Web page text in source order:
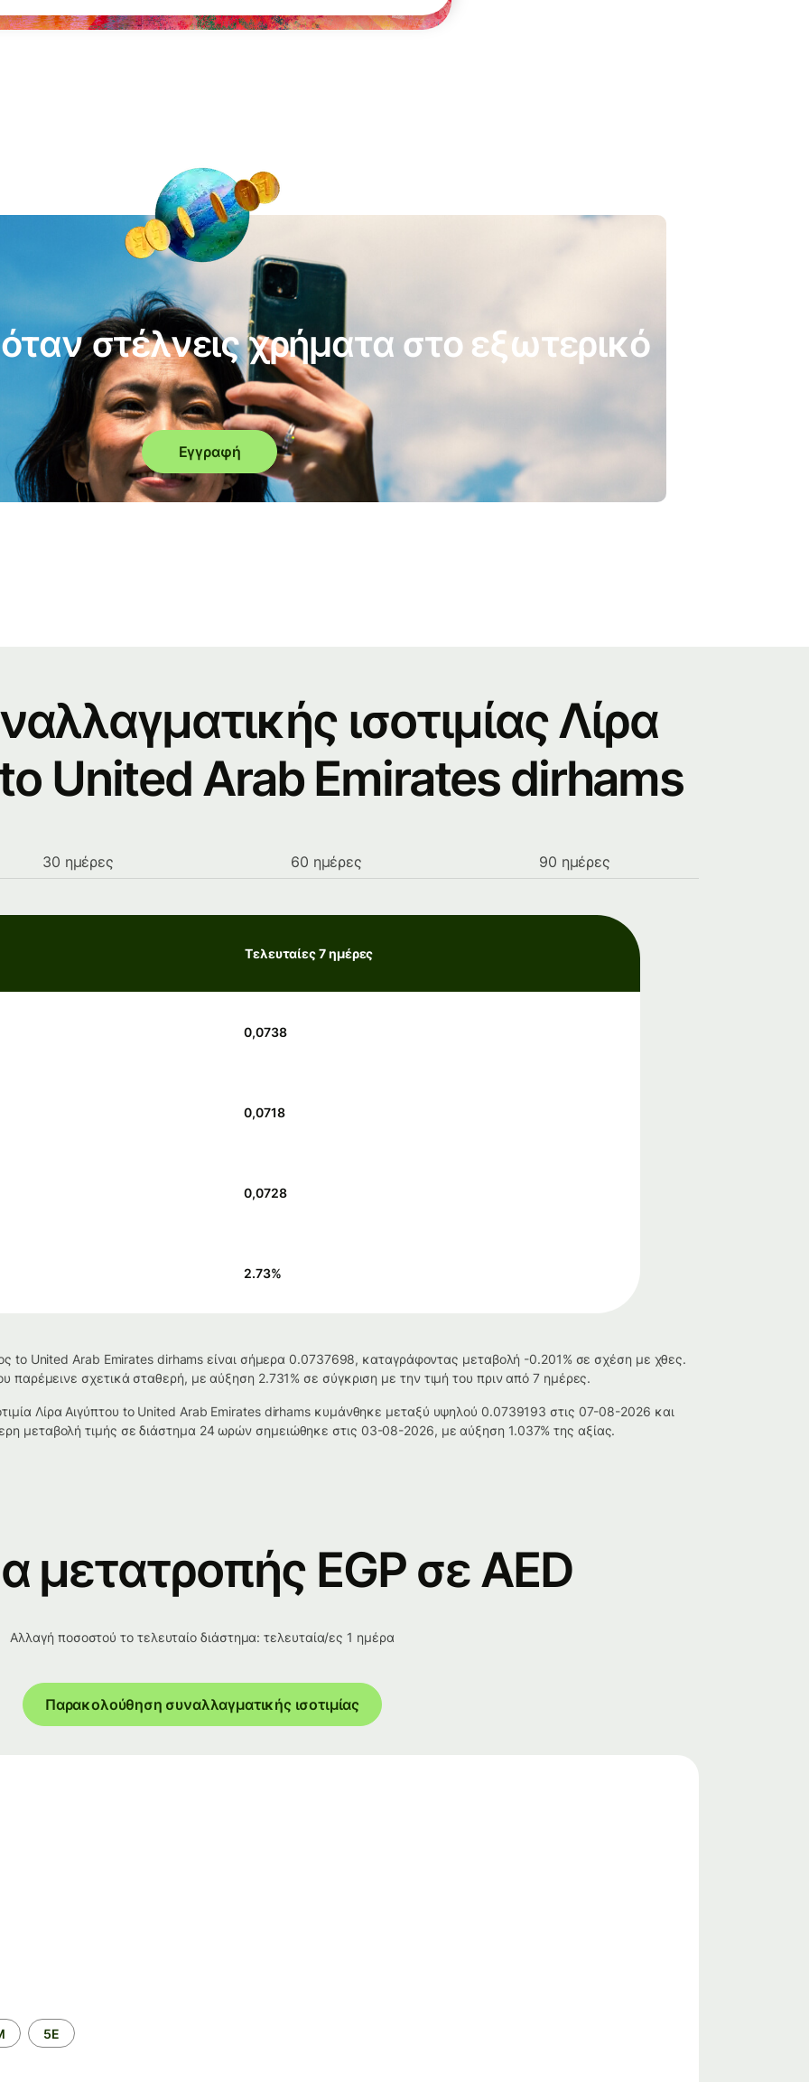
στέλνεις χρήματα στο εξωτερικό
Εγγραφή
ισοτιμίας Λίρα
United Arab Emirates dirhams
30 ημέρες 60 ημέρες 90 ημέρες
Τελευταίες 7 ημέρες
0,0738
0,0718
0,0728
2.73%
to United Arab Emirates dirhams είναι σήμερα 0.0737698, καταγράφοντας μεταβολή -0.201% σε σχέση με χθες.
παρέμεινε σχετικά σταθερή, με αύξηση 2.731% σε σύγκριση με την τιμή του πριν από 7 ημέρες.
Λίρα Αιγύπτου to United Arab Emirates dirhams κυμάνθηκε μεταξύ υψηλού 0.0739193 στις 07-08-2026 και
μεταβολή τιμής σε διάστημα 24 ωρών σημειώθηκε στις 03-08-2026, με αύξηση 1.037% της αξίας.
μετατροπής EGP σε AED
Αλλαγή ποσοστού το τελευταίο διάστημα: τελευταία/ες 1 ημέρα
Παρακολούθηση συναλλαγματικής ισοτιμίας
5Ε